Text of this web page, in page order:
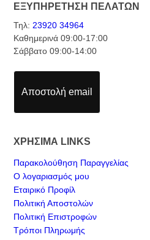
ΕΞΥΠΗΡΕΤΗΣΗ ΠΕΛΑΤΩΝ
Τηλ: 23920 34964
Καθημερινά 09:00-17:00
Σάββατο 09:00-14:00
Αποστολή email
ΧΡΗΣΙΜΑ LINKS
Παρακολούθηση Παραγγελίας
Ο λογαριασμός μου
Εταιρικό Προφίλ
Πολιτική Αποστολών
Πολιτική Επιστροφών
Τρόποι Πληρωμής